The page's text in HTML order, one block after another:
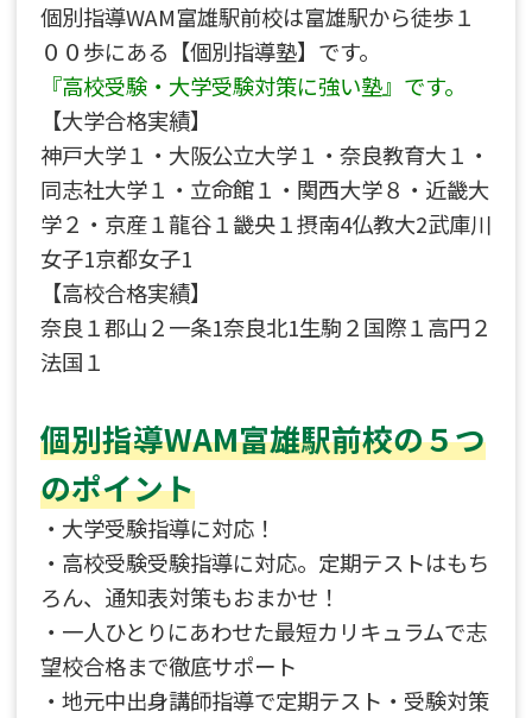
個別指導WAM富雄駅前校は富雄駅から徒歩１
００歩にある【個別指導塾】です。
『高校受験・大学受験対策に強い塾』です。
【大学合格実績】
神戸大学１・大阪公立大学１・奈良教育大１・
同志社大学１・立命館１・関西大学８・近畿大
学２・京産１龍谷１畿央１摂南4仏教大2武庫川
女子1京都女子1
【高校合格実績】
奈良１郡山２一条1奈良北1生駒２国際１高円２
法国１
個別指導WAM富雄駅前校の５つ
のポイント
・大学受験指導に対応！
・高校受験受験指導に対応。定期テストはもち
ろん、通知表対策もおまかせ！
・一人ひとりにあわせた最短カリキュラムで志
望校合格まで徹底サポート
・地元中出身講師指導で定期テスト・受験対策